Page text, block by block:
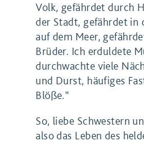
Volk, gefährdet durch
der Stadt, gefährdet in
auf dem Meer,
Brüder. Ich erduldete
durchwachte viele
und Durst, häufiges
Blöße.“
So, liebe Schwestern
also das Leben des